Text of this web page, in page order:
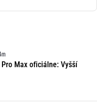
Max oficiálne: Vyšší